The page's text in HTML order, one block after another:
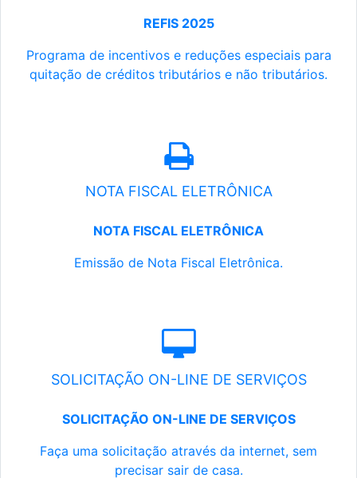
REFIS 2025
Programa de incentivos e reduções especiais para
quitação de créditos tributários e não tributários.
NOTA FISCAL ELETRÔNICA
NOTA FISCAL ELETRÔNICA
Emissão de Nota Fiscal Eletrônica.
SOLICITAÇÃO ON-LINE DE SERVIÇOS
SOLICITAÇÃO ON-LINE DE SERVIÇOS
Faça uma solicitação através da internet, sem
precisar sair de casa.